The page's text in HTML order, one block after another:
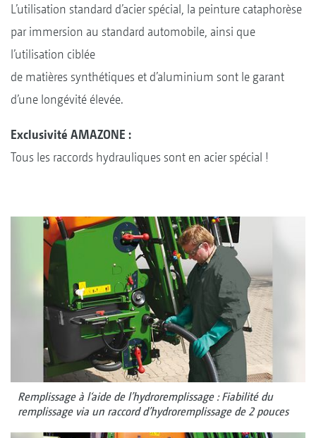
L’utilisation standard d’acier spécial, la peinture cataphorèse
par immersion au standard automobile, ainsi que
l’utilisation ciblée
de matières synthétiques et d’aluminium sont le garant
d’une longévité élevée.
Exclusivité AMAZONE :
Tous les raccords hydrauliques sont en acier spécial !
Remplissage à l‘aide de l’hydroremplissage : Fiabilité du
remplissage via un raccord d’hydroremplissage de 2 pouces